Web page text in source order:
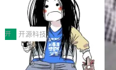
理两个方面，让用户的每一份算力
得住、用得稳、省得下、更安全！
始，Token使用一目...
作者）、Quoc Le（Google 大脑
q2Seq 和 DocAI 的共同发明人）
yals（Gemini 联合负责人，
耳科技研发的企业级终端编码智
中文驱动的数字员工，自主理解需
骤、编写代码。不挑模型、不挑平
装完即用。 开源地址：Gitee ·
b 安装 支持 Java 8+（8~26）、
x / Windows / Harmony PC。 #
让“代码语义理解”深度释放AI
价值潜能：华为云码道（
代码仓技术解析
一、代码仓深度理解技术的作用
程实践中，代码仓是企业核心知识
体。企业级代码仓库通常包含数十
个文件，其规模远超单次模型调用
文窗口。随着项目规模的持续扩张
开 开源科技
一条“删库”命令跑 17 小时，算
师删光 89TB 数据只为干私活